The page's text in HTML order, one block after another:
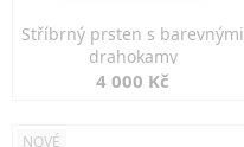
Stříbrný prsten s barevnými
drahokamy
4 000 Kč
NOVÉ